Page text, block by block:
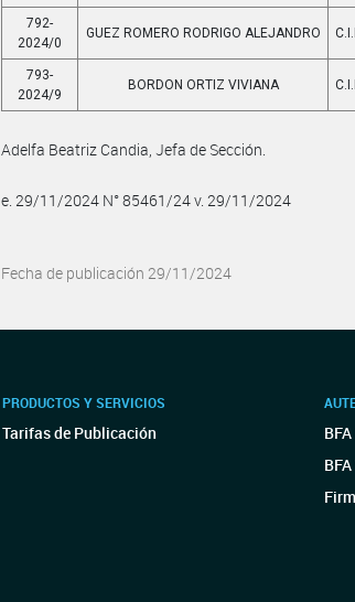
792-
2024/0
GUEZ ROMERO RODRIGO ALEJANDRO
793-
2024/9
BORDON ORTIZ VIVIANA
Adelfa Beatriz Candia, Jefa de Sección.
e. 29/11/2024 N° 85461/24 v. 29/11/2024
Fecha de publicación 29/11/2024
PRODUCTOS Y SERVICIOS
Tarifas de Publicación